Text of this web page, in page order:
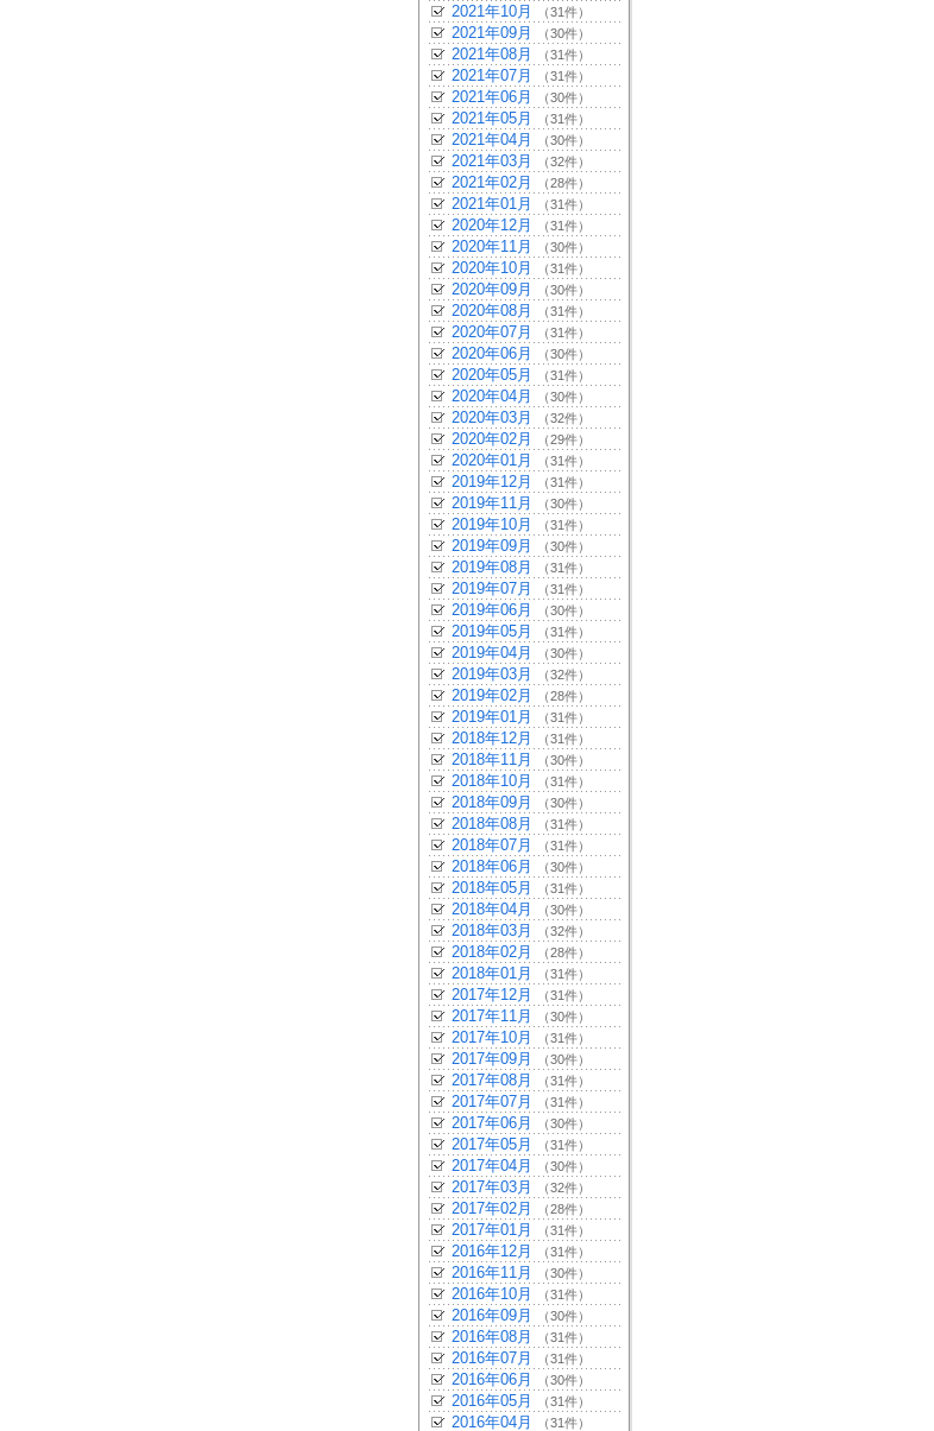
2021年10月 （31件）
2021年09月 （30件）
2021年08月 （31件）
2021年07月 （31件）
2021年06月 （30件）
2021年05月 （31件）
2021年04月 （30件）
2021年03月 （32件）
2021年02月 （28件）
2021年01月 （31件）
2020年12月 （31件）
2020年11月 （30件）
2020年10月 （31件）
2020年09月 （30件）
2020年08月 （31件）
2020年07月 （31件）
2020年06月 （30件）
2020年05月 （31件）
2020年04月 （30件）
2020年03月 （32件）
2020年02月 （29件）
2020年01月 （31件）
2019年12月 （31件）
2019年11月 （30件）
2019年10月 （31件）
2019年09月 （30件）
2019年08月 （31件）
2019年07月 （31件）
2019年06月 （30件）
2019年05月 （31件）
2019年04月 （30件）
2019年03月 （32件）
2019年02月 （28件）
2019年01月 （31件）
2018年12月 （31件）
2018年11月 （30件）
2018年10月 （31件）
2018年09月 （30件）
2018年08月 （31件）
2018年07月 （31件）
2018年06月 （30件）
2018年05月 （31件）
2018年04月 （30件）
2018年03月 （32件）
2018年02月 （28件）
2018年01月 （31件）
2017年12月 （31件）
2017年11月 （30件）
2017年10月 （31件）
2017年09月 （30件）
2017年08月 （31件）
2017年07月 （31件）
2017年06月 （30件）
2017年05月 （31件）
2017年04月 （30件）
2017年03月 （32件）
2017年02月 （28件）
2017年01月 （31件）
2016年12月 （31件）
2016年11月 （30件）
2016年10月 （31件）
2016年09月 （30件）
2016年08月 （31件）
2016年07月 （31件）
2016年06月 （30件）
2016年05月 （31件）
2016年04月 （31件）